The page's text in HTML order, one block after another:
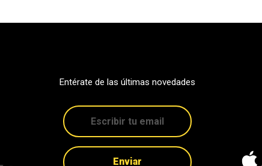
Entérate de las últimas novedades
Enviar